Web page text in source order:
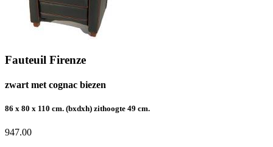
Fauteuil Firenze
zwart met cognac biezen
86 x 80 x 110 cm. (bxdxh) zithoogte 49 cm.
947.00